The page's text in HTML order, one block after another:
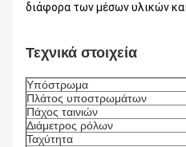
διάφορα των μέσων υλικών
Τεχνικά στοιχεία
Υπόστρωμα
Πλάτος υποστρωμάτων
Πάχος ταινιών
Διάμετρος ρόλων
Ταχύτητα